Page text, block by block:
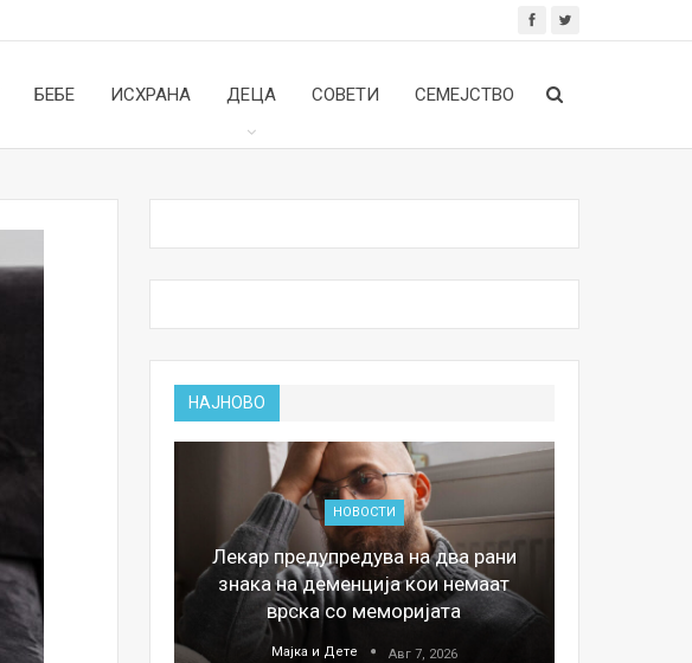
БЕБЕ ИСХРАНА ДЕЦА СОВЕТИ СЕМЕЈСТВО
НАЈНОВО
евра во
на децата
24, 2026
НОВОСТИ
Лекар предупредува на два рани
знака на деменција кои немаат
врска со меморијата
Мајка и Дете Авг 7, 2026